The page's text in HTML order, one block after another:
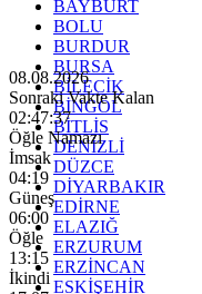
BAYBURT
BOLU
BURDUR
BURSA
BİLECİK
BİNGÖL
BİTLİS
DENİZLİ
DÜZCE
DİYARBAKIR
EDİRNE
ELAZIĞ
ERZURUM
ERZİNCAN
ESKİŞEHİR
08.08.2026
Sonraki Vakte Kalan
02:47:36
Öğle Namazı
İmsak
04:19
Güneş
06:00
Öğle
13:15
İkindi